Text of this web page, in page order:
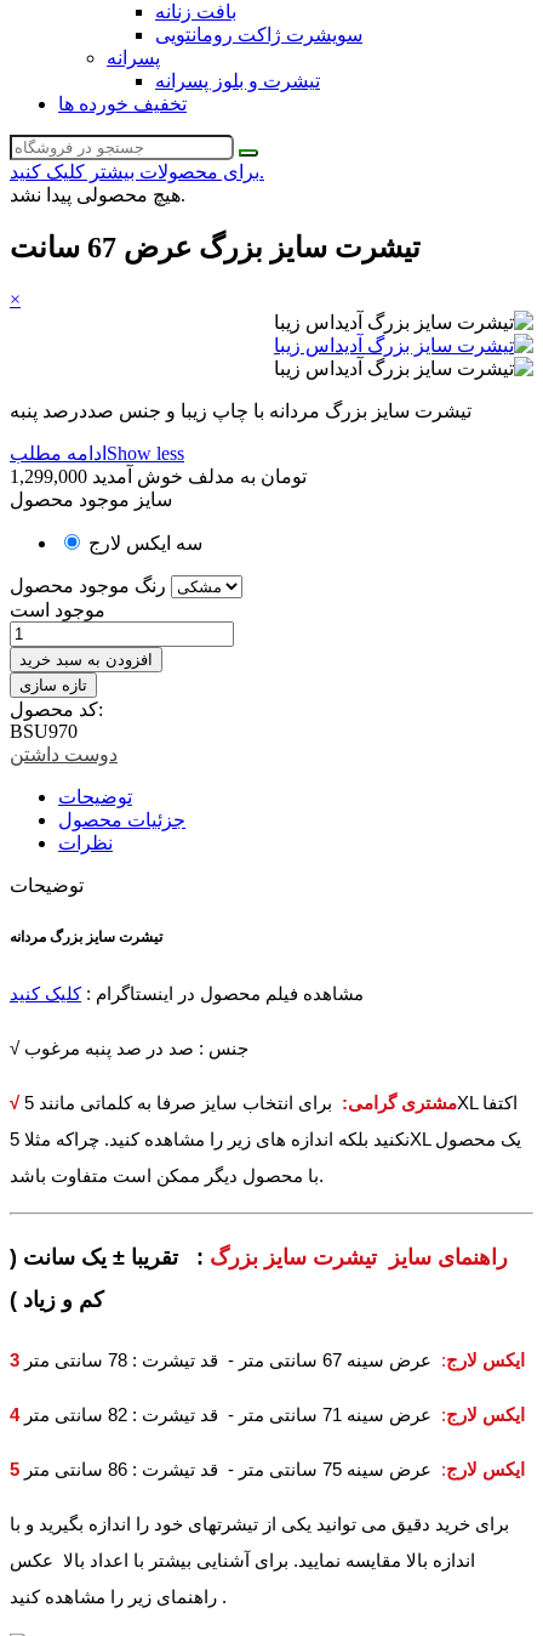
بافت زنانه
سویشرت ژاکت رومانتویی
پسرانه
تیشرت و بلوز پسرانه
تخفیف خورده ها
برای محصولات بیشتر کلیک کنید.
هیچ محصولی پیدا نشد.
تیشرت سایز بزرگ عرض 67 سانت
×
تیشرت سایز بزرگ مردانه با چاپ زیبا و جنس صددرصد پنبه
ادامه مطلب Show less
1,299,000 تومان به مدلف خوش آمدید
سایز موجود محصول
سه ایکس لارج
رنگ موجود محصول
موجود است
افزودن به سبد خرید
کد محصول:
BSU970
دوست داشتن
توضیحات
جزئیات محصول
نظرات
توضیحات
تیشرت سایز بزرگ مردانه
مشاهده فیلم محصول در اینستاگرام :کلیک کنید
√ جنس : صد در صد پنبه مرغوب
√ مشتری گرامی:
برای انتخاب سایز صرفا به کلماتی مانند 5XL اکتفا
نکنید بلکه اندازه های زیر را مشاهده کنید. چراکه مثلا 5XL یک محصول
با محصول دیگر ممکن است متفاوت باشد.
راهنمای سایز تیشرت سایز بزرگ : تقریبا ± یک سانت (
کم و زیاد )
3 ایکس لارج: عرض سینه 67 سانتی متر - قد تیشرت : 78 سانتی متر
4 ایکس لارج: عرض سینه 71 سانتی متر - قد تیشرت : 82 سانتی متر
5 ایکس لارج: عرض سینه 75 سانتی متر - قد تیشرت : 86 سانتی متر
برای خرید دقیق می توانید یکی از تیشرتهای خود را اندازه بگیرید و با
اندازه بالا مقایسه نمایید. برای آشنایی بیشتر با اعداد بالا عکس
راهنمای زیر را مشاهده کنید .